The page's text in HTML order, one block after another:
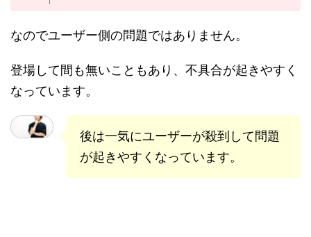
なのでユーザー側の問題ではありません。
登場して間も無いこともあり、不具合が起きやすく
なっています。
後は一気にユーザーが殺到して問題
が起きやすくなっています。